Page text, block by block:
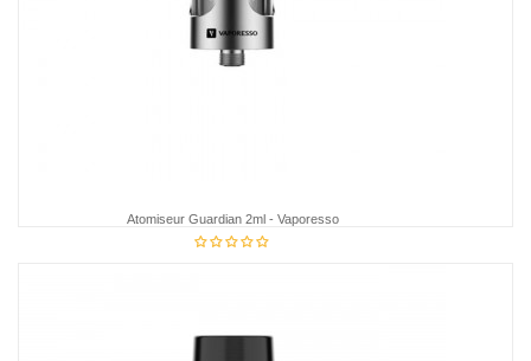
Atomiseur Guardian 2ml - Vaporesso